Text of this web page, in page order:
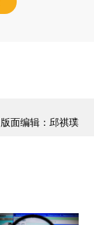
版面编辑：邱祺璞